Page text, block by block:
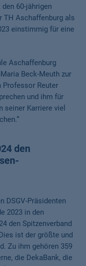
60-jährigen
TH Aschaffenburg als
einstimmig für eine
Aschaffenburg
Beck-Meuth zur
Professor Reuter
und ihm für
seiner Karriere viel
den
DSGV-Präsidenten
2023 in den
den Spitzenverband
ist der größte und
Zu ihm gehören 359
die DekaBank, die